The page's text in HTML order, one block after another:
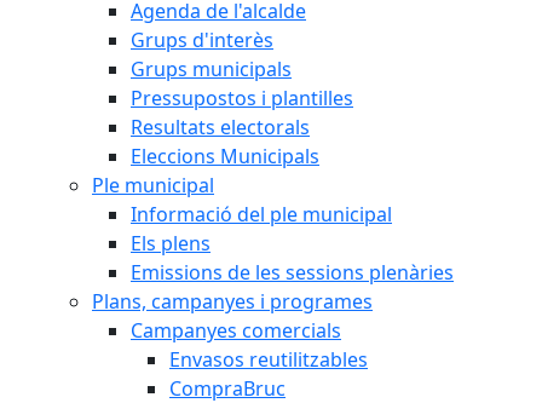
Agenda de l'alcalde
Grups d'interès
Grups municipals
Pressupostos i plantilles
Resultats electorals
Eleccions Municipals
Ple municipal
Informació del ple municipal
Els plens
Emissions de les sessions plenàries
Plans, campanyes i programes
Campanyes comercials
Envasos reutilitzables
CompraBruc